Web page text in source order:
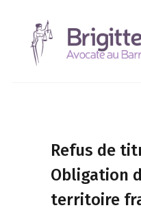
Refus de
Obligation
territoire